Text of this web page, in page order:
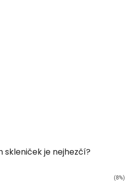
je nejhezčí?
(8%)